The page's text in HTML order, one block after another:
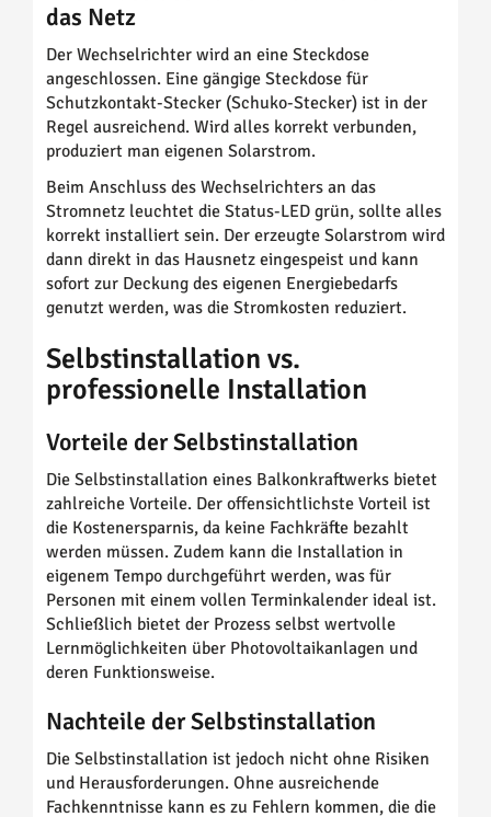
das Netz
Der Wechselrichter wird an eine Steckdose
angeschlossen. Eine gängige Steckdose für
Schutzkontakt-Stecker (Schuko-Stecker) ist in der
Regel ausreichend. Wird alles korrekt verbunden,
produziert man eigenen Solarstrom.
Beim Anschluss des Wechselrichters an das
Stromnetz leuchtet die Status-LED grün, sollte alles
korrekt installiert sein. Der erzeugte Solarstrom wird
dann direkt in das Hausnetz eingespeist und kann
sofort zur Deckung des eigenen Energiebedarfs
genutzt werden, was die Stromkosten reduziert.
Selbstinstallation vs.
professionelle Installation
Vorteile der Selbstinstallation
Die Selbstinstallation eines Balkonkraftwerks bietet
zahlreiche Vorteile. Der offensichtlichste Vorteil ist
die Kostenersparnis, da keine Fachkräfte bezahlt
werden müssen. Zudem kann die Installation in
eigenem Tempo durchgeführt werden, was für
Personen mit einem vollen Terminkalender ideal ist.
Schließlich bietet der Prozess selbst wertvolle
Lernmöglichkeiten über Photovoltaikanlagen und
deren Funktionsweise.
Nachteile der Selbstinstallation
Die Selbstinstallation ist jedoch nicht ohne Risiken
und Herausforderungen. Ohne ausreichende
Fachkenntnisse kann es zu Fehlern kommen, die die